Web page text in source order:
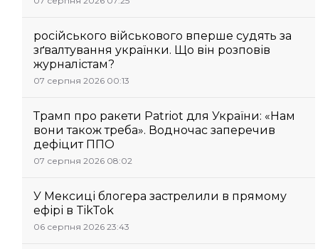
російського військового вперше судять за
зґвалтування українки. Що він розповів
журналістам?
07 серпня 2026 00:13
Трамп про ракети Patriot для України: «Нам
вони також треба». Водночас заперечив
дефіцит ППО
07 серпня 2026 08:02
У Мексиці блогера застрелили в прямому
ефірі в TikTok
06 серпня 2026 23:43